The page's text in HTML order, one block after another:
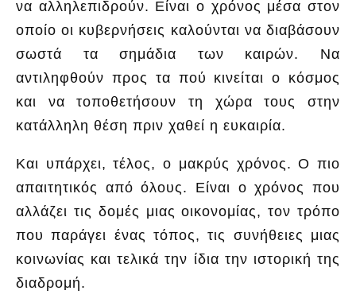
να αλληλεπιδρούν. Είναι ο χρόνος μέσα στον
οποίο οι κυβερνήσεις καλούνται να διαβάσουν
σωστά τα σημάδια των καιρών. Να
αντιληφθούν προς τα πού κινείται ο κόσμος
και να τοποθετήσουν τη χώρα τους στην
κατάλληλη θέση πριν χαθεί η ευκαιρία.
Και υπάρχει, τέλος, ο μακρύς χρόνος. Ο πιο
απαιτητικός από όλους. Είναι ο χρόνος που
αλλάζει τις δομές μιας οικονομίας, τον τρόπο
που παράγει ένας τόπος, τις συνήθειες μιας
κοινωνίας και τελικά την ίδια την ιστορική της
διαδρομή.